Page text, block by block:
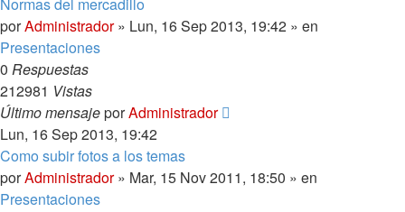
porAdministrador» Lun, 16 Sep 2013, 19:42 » en
Presentaciones
0 Respuestas
212981 Vistas
Último mensajeporAdministrador
Lun, 16 Sep 2013, 19:42
Como subir fotos a los temas
porAdministrador» Mar, 15 Nov 2011, 18:50 » en
Presentaciones